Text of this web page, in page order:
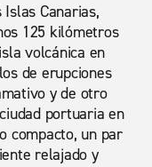
Canarias,
125 kilómetros
volcánica en
de erupciones
y de otro
portuaria en
compacto, un par
relajado y